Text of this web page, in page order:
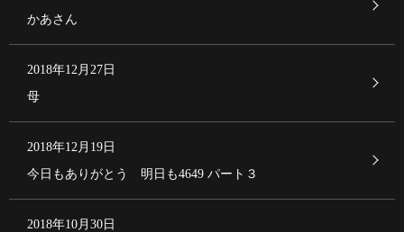
かあさん
2018年12月27日
母
2018年12月19日
今日もありがとう 明日も4649 パート３
2018年10月30日